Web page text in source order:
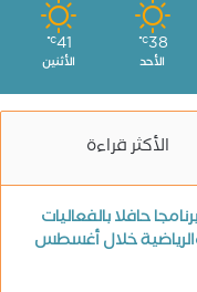
38
℃
الأحد
41
℃
الأثنين
الأكثر قراءة
حافلا بالفعاليات
والرياضية خلال أغسطس